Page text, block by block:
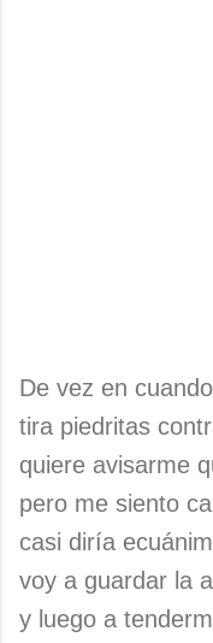
De vez en
tira piedritas
quiere avisarme
pero me siento
casi diría
voy a guardar la
y luego a